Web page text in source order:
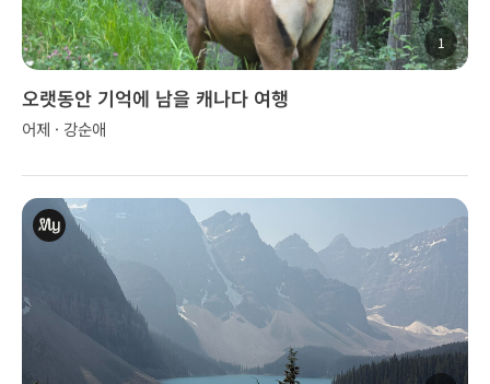
1
오랫동안 기억에 남을 캐나다 여행
어제 · 강순애